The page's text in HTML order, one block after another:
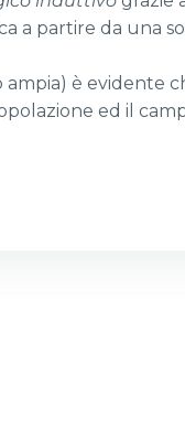
a partire da una
è evidente
ed il